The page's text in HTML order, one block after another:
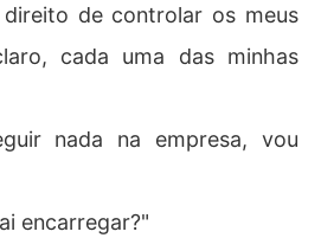
de controlar os meus
cada uma das minhas
nada na empresa, vou
encarregar?"